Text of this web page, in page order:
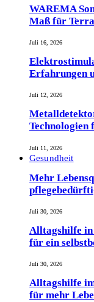
WAREMA
Maß für
Juli 16, 2026
Erfahrungen
Juli 12, 2026
Technologien
Juli 11, 2026
Gesundheit
Mehr
Juli 30, 2026
Alltagshilfe in
für ein
Juli 30, 2026
Alltagshilfe
für mehr